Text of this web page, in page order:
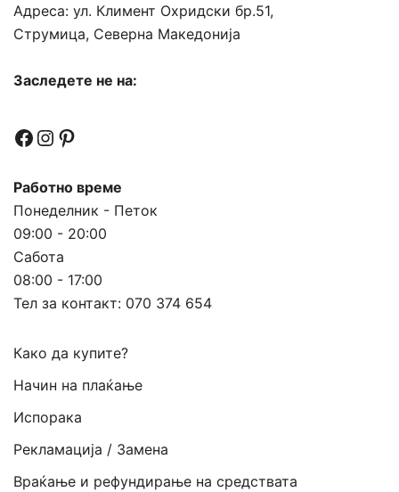
Адреса: ул. Климент Охридски бр.51,
Струмица, Северна Македонија
Заследете не на:
Facebook
Instagram
Pinterest
Работно време
Понеделник - Петок
09:00 - 20:00
Сабота
08:00 - 17:00
Тел за контакт: 070 374 654
Како да купите?
Начин на плаќање
Испорака
Рекламација / Замена
Враќање и рефундирање на средствата